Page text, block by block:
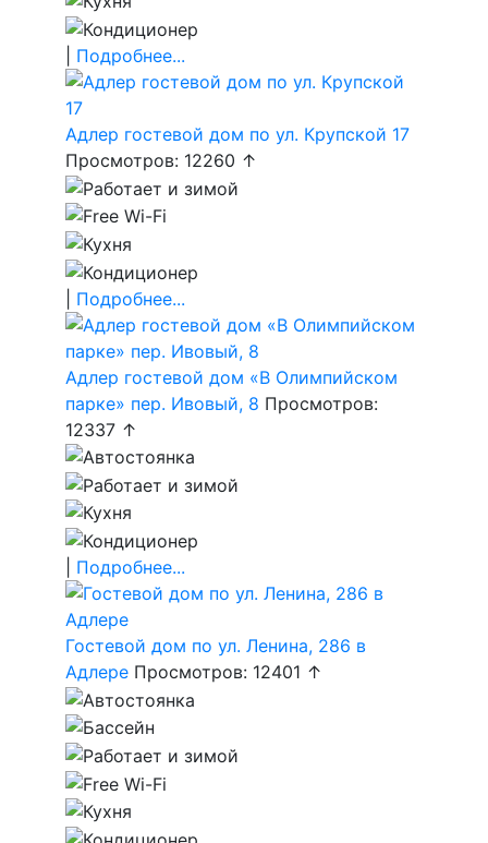
Подробнее...
Адлер гостевой дом по ул. Крупской 17
Просмотров: 12260 ↑
Подробнее...
Адлер гостевой дом «В Олимпийском
парке» пер. Ивовый, 8 Просмотров:
12337 ↑
Подробнее...
Гостевой дом по ул. Ленина, 286 в
Адлере Просмотров: 12401 ↑